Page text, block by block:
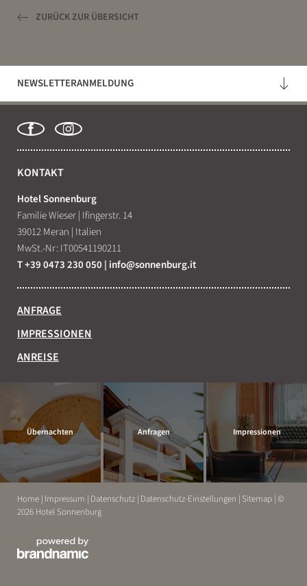
ZURÜCK ZUR ÜBERSICHT
NEWSLETTERANMELDUNG
KONTAKT
Hotel Sonnenburg
Familie Wieser| Ifingerstr. 14
39012 Meran | Italien
MwSt.-Nr: IT00541190211
T +39 0473 230 050 | info@sonnenburg.it
ANFRAGE
IMPRESSIONEN
ANREISE
Übernachten Anfragen Impressionen
Home Impressum Datenschutz Datenschutz-Einstellungen Sitemap ©
2026 Hotel Sonnenburg